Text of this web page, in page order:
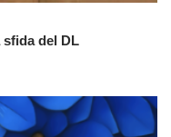
sfida del DL